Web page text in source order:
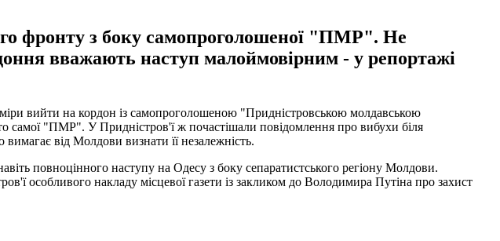
фронту з боку самопроголошеної "ПМР". Не
вважають наступ малоймовірним - у репортажі
вийти на кордон із самопроголошеною "Придністровською молдавською
"ПМР". У Придністров'ї ж почастішали повідомлення про вибухи біля
від Молдови визнати її незалежність.
повноцінного наступу на Одесу з боку сепаратистського регіону Молдови.
особливого накладу місцевої газети із закликом до Володимира Путіна про захист